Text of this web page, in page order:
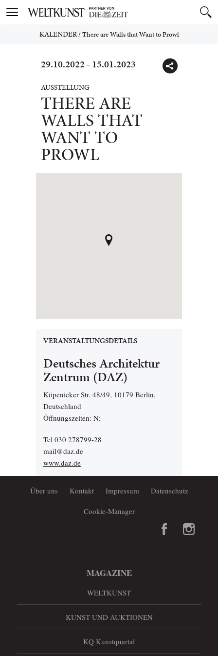
Toggle
KALENDER/There are Walls that Want to Prowl
29.10.2022 - 15.01.2023
AUSSTELLUNG
THERE ARE
WALLS THAT
WANT TO
PROWL
VERANSTALTUNGSDETAILS
Deutsches Architektur
Zentrum (DAZ)
Köpenicker Str. 48/49, 10179 Berlin,
Deutschland
Öffnungszeiten: N;
Tel 030 278799-28
mail@daz.de
www.daz.de
Über uns Kontakt Impressum Datenschutz
Cookie-Manager
MAGAZINE
WELTKUNST
KUNST UND AUKTIONEN
KQ Kunstquartal